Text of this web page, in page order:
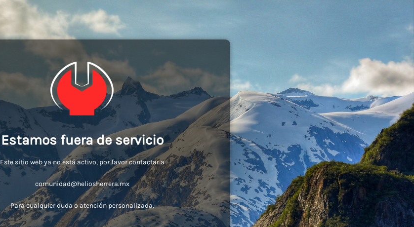
Estamos fuera de servicio
Este sitio web ya no está activo, por favor contactar a
comunidad@heliosherrera.mx
Para cualquier duda o atención personalizada.